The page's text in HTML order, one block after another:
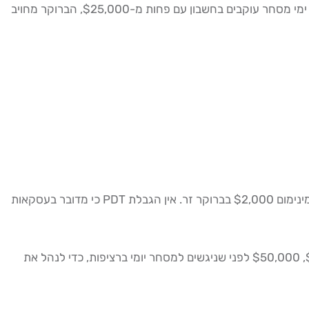
Pattern Day Trader (PDT) הוא תקנה של ה-FINRA האמריקאי הקובעת כי מי שמבצע 4 עסקאות יום (Day Trades) או יותר בתוך 5 ימי מסחר עוקבים בחשבון עם פחות מ-$25,000, הברוקר מחויב
10,000, 50,000 ₪ מספיק לפתיחת חשבון בבנק או בית השקעות ישראלי, או מינימום $2,000 בברוקר זר. אין הגבלת PDT כי מדובר בעסקאות
$25,000 כדרישה רגולטורית מינימלית בארה"ב. בפועל, מאור גנימה ממליץ על הון של לפחות $30,000, $50,000 לפני שניגשים למסחר יומי ברציפות, כדי לנהל את